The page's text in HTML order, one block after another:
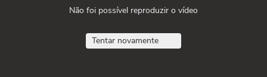
Não foi possível reproduzir o vídeo
Tentar novamente